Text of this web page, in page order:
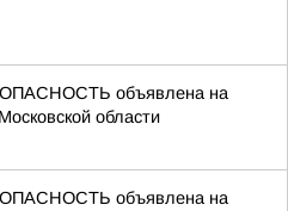
объявлена на
области
объявлена на